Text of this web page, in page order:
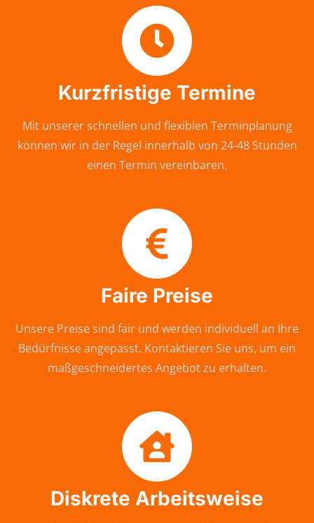
Kurzfristige Termine
Mit unserer schnellen und flexiblen Terminplanung
können wir in der Regel innerhalb von 24-48 Stunden
einen Termin vereinbaren.
Faire Preise
Unsere Preise sind fair und werden individuell an Ihre
Bedürfnisse angepasst. Kontaktieren Sie uns, um ein
maßgeschneidertes Angebot zu erhalten.
Diskrete Arbeitsweise